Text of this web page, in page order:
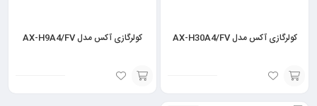
کولرگازی آکس مدل AX-H30A4/FV کولرگازی آکس مدل AX-H9A4/FV